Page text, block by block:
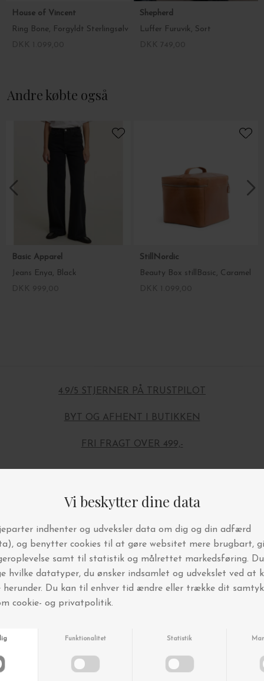
House of Vincent
Ring Bone, Forgyldt Sterlingsølv
Shepherd
Luffer Furuvik, Sort
Andre købte også
Basic Apparel
Jeans Enya, Black
StillNordic
Beauty Box stillBasic, Caramel
4.9/5 STJERNER PÅ TRUSTPILOT
BYT OG AFHENT I BUTIKKEN
FRI FRAGT OVER 499,-
Andre købte også